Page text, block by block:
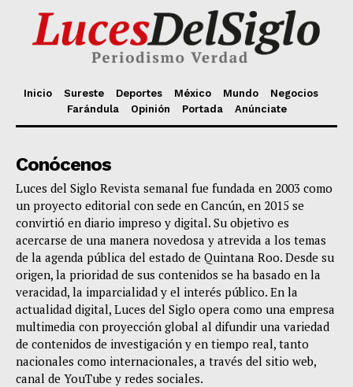
Inicio Sureste Deportes México Mundo
Negocios
Farándula
Opinión Portada Anúnciate
Conócenos
Luces del Siglo Revista semanal fue fundada en 2003 como
un proyecto editorial con sede en Cancún, en 2015 se
convirtió en diario impreso y digital. Su objetivo es
acercarse de una manera novedosa y atrevida a los temas
de la agenda pública del estado de Quintana Roo. Desde su
origen, la prioridad de sus contenidos se ha basado en la
veracidad, la imparcialidad y el interés público. En la
actualidad digital, Luces del Siglo opera como una empresa
multimedia con proyección global al difundir una variedad
de contenidos de investigación y en tiempo real, tanto
nacionales como internacionales, a través del sitio web,
canal de YouTube y redes sociales.